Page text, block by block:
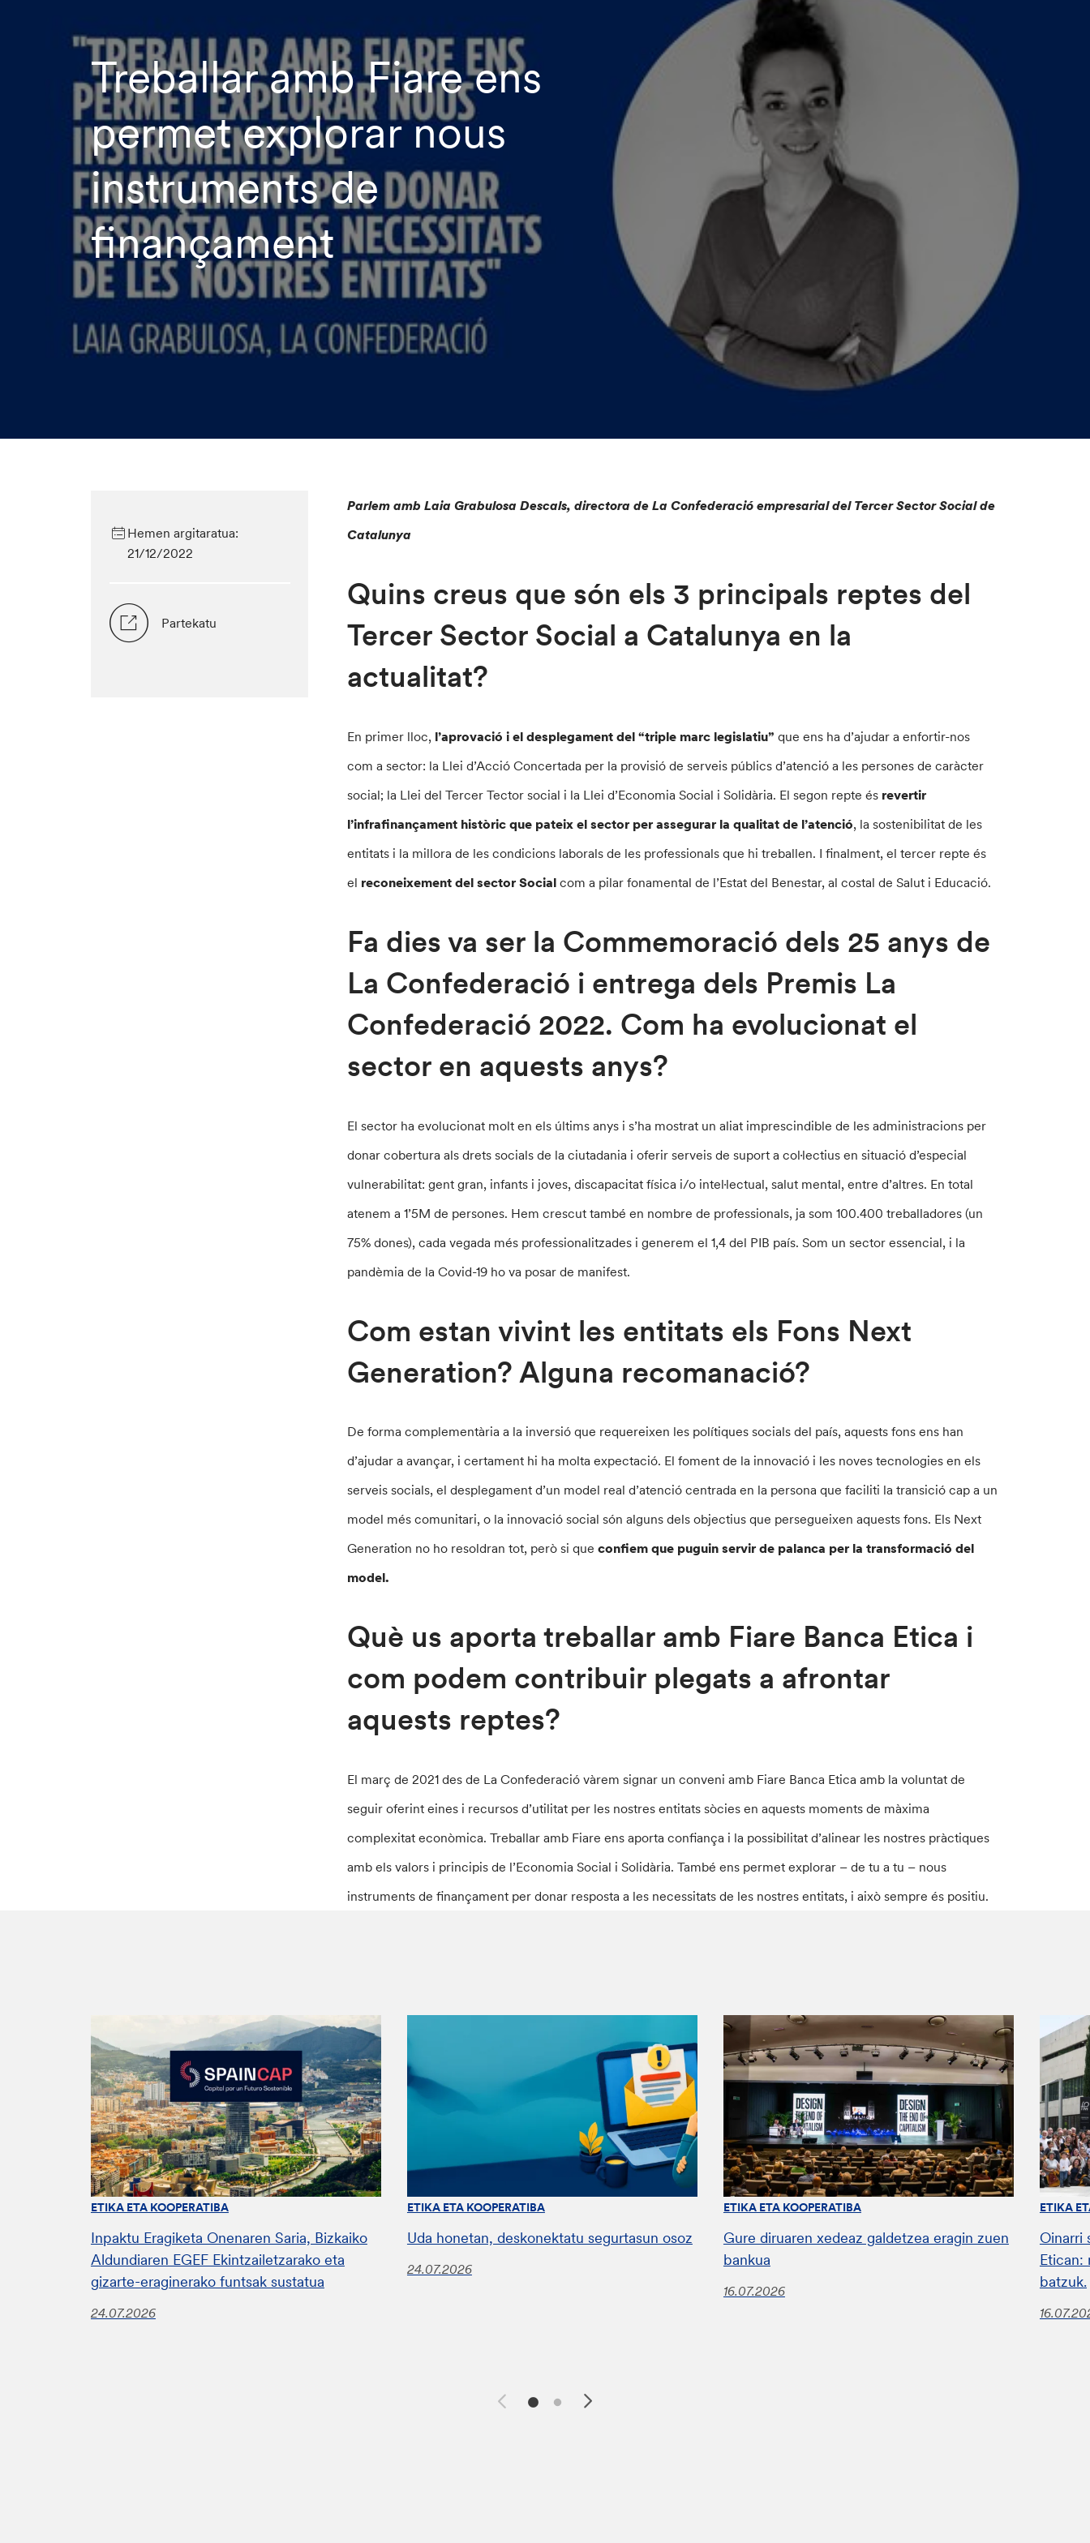
Treballar amb Fiare ens
permet explorar nous
instruments de
finançament
Hemen argitaratua:
21/12/2022
Partekatu
Parlem amb Laia Grabulosa Descals, directora de La Confederació empresarial del Tercer Sector Social de
Catalunya
Quins creus que són els 3 principals reptes del
Tercer Sector Social a Catalunya en la
actualitat?
En primer lloc, l’aprovació i el desplegament del “triple marc legislatiu”que ens ha d’ajudar a enfortir-nos
com a sector: la Llei d’Acció Concertada per la provisió de serveis públics d’atenció a les persones de caràcter
social; la Llei del Tercer Tector social i la Llei d’Economia Social i Solidària. El segon repte és revertir
l’infrafinançament històric que pateix el sector per assegurar la qualitat de l’atenció, la sostenibilitat de les
entitats i la millora de les condicions laborals de les professionals que hi treballen. I finalment, el tercer repte és
el reconeixement del sector Socialcom a pilar fonamental de l’Estat del Benestar, al costal de Salut i Educació.
Fa dies va ser la Commemoració dels 25 anys de
La Confederació i entrega dels Premis La
Confederació 2022. Com ha evolucionat el
sector en aquests anys?
El sector ha evolucionat molt en els últims anys i s’ha mostrat un aliat imprescindible de les administracions per
donar cobertura als drets socials de la ciutadania i oferir serveis de suport a col·lectius en situació d’especial
vulnerabilitat: gent gran, infants i joves, discapacitat física i/o intel·lectual, salut mental, entre d’altres. En total
atenem a 1’5M de persones. Hem crescut també en nombre de professionals, ja som 100.400 treballadores (un
75% dones), cada vegada més professionalitzades i generem el 1,4 del PIB país. Som un sector essencial, i la
pandèmia de la Covid-19 ho va posar de manifest.
Com estan vivint les entitats els Fons Next
Generation? Alguna recomanació?
De forma complementària a la inversió que requereixen les polítiques socials del país, aquests fons ens han
d’ajudar a avançar, i certament hi ha molta expectació. El foment de la innovació i les noves tecnologies en els
serveis socials, el desplegament d’un model real d’atenció centrada en la persona que faciliti la transició cap a un
model més comunitari, o la innovació social són alguns dels objectius que persegueixen aquests fons. Els Next
Generation no ho resoldran tot, però si queconfiem que puguin servir de palanca per la transformació del
model.
Què us aporta treballar amb Fiare Banca Etica i
com podem contribuir plegats a afrontar
aquests reptes?
El març de 2021 des de La Confederació vàrem signar un conveni amb Fiare Banca Etica amb la voluntat de
seguir oferint eines i recursos d’utilitat per les nostres entitats sòcies en aquests moments de màxima
complexitat econòmica. Treballar amb Fiare ens aporta confiança i la possibilitat d’alinear les nostres pràctiques
amb els valors i principis de l’Economia Social i Solidària. També ens permet explorar – de tu a tu – nous
instruments de finançament per donar resposta a les necessitats de les nostres entitats, i això sempre és positiu.
ETIKA ETA KOOPERATIBA
Inpaktu Eragiketa Onenaren Saria, Bizkaiko
Aldundiaren EGEF Ekintzailetzarako eta
gizarte-eraginerako funtsak sustatua
24.07.2026
ETIKA ETA KOOPERATIBA
Uda honetan, deskonektatu segurtasun osoz
24.07.2026
ETIKA ETA KOOPERATIBA
Gure diruaren xedeaz galdetzea eragin zuen
bankua
16.07.2026
ETIKA
Oinarri
Etican:
batzuk.